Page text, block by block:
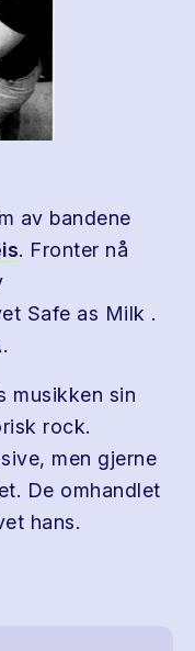
av bandene
. Fronter nå
Safe as Milk .
musikken sin
rock.
men gjerne
De omhandlet
hans.